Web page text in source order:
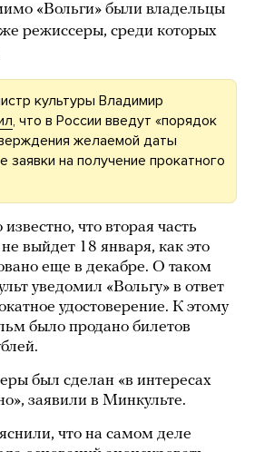
«Вольги» были владельцы
режиссеры, среди которых
культуры Владимир
, что в России введут «порядок
желаемой даты
заявки на получение прокатного
что вторая часть
выйдет 18 января, как это
еще в декабре. О таком
уведомил «Вольгу» в ответ
удостоверение. К этому
было продано билетов
был сделан «в интересах
заявили в Минкульте.
что на самом деле